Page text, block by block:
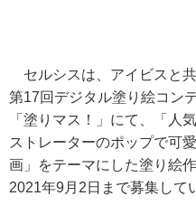
セルシスは、アイビスと
第17回デジタル塗り絵コン
「塗りマス！」にて、「人
ストレーターのポップで可
画」をテーマにした塗り絵
2021年9月2日まで募集して